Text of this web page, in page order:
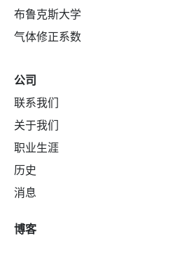
布鲁克斯大学
气体修正系数
公司
联系我们
关于我们
职业生涯
历史
消息
博客